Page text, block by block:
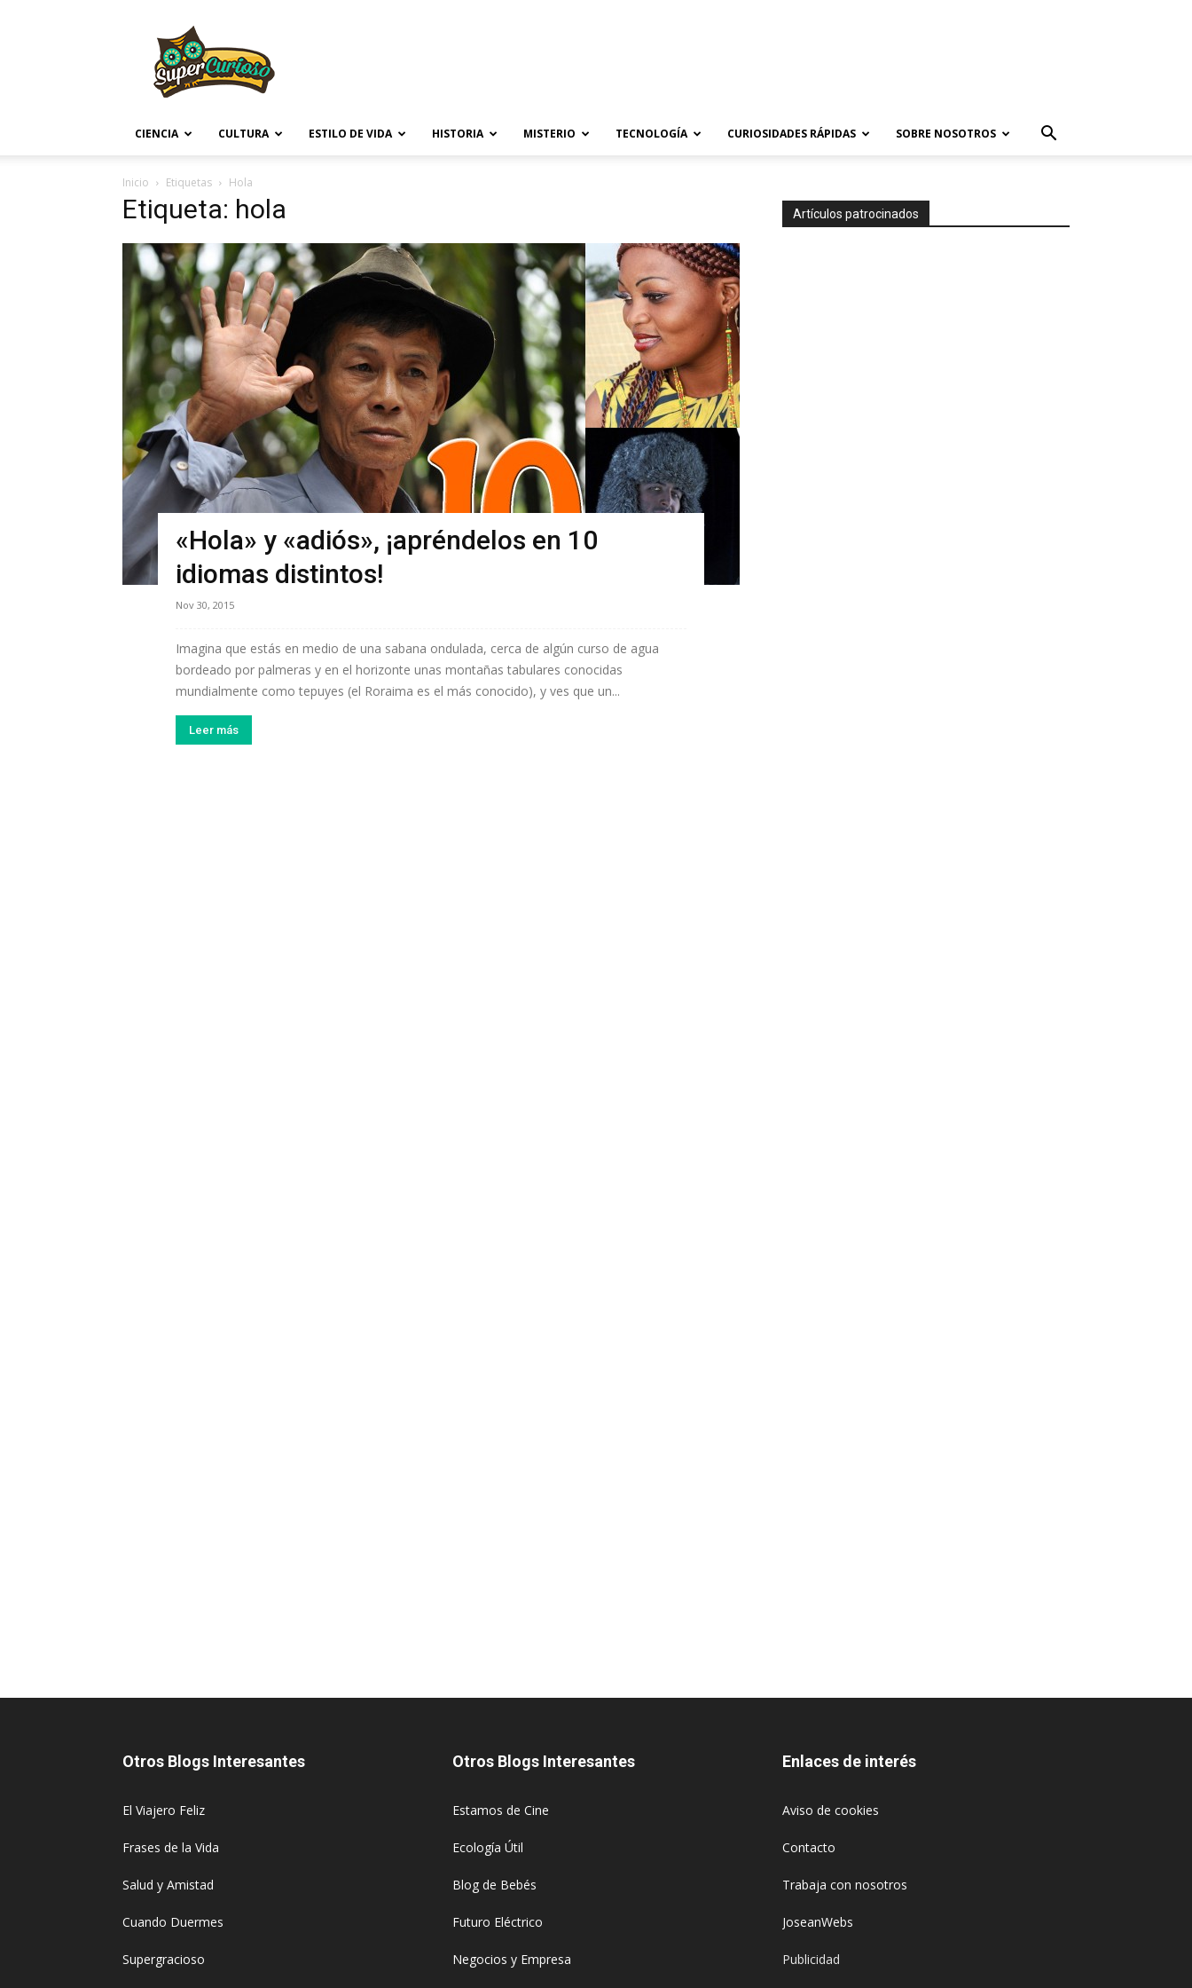
CIENCIA CULTURA ESTILO DE VIDA HISTORIA MISTERIO TECNOLOGÍA CURIOSIDADES RÁPIDAS SOBRE NOSOTROS
Inicio Etiquetas Hola
Etiqueta: hola
«Hola» y «adiós», ¡apréndelos en 10
idiomas distintos!
Nov 30, 2015
Imagina que estás en medio de una sabana ondulada, cerca de algún curso de agua
bordeado por palmeras y en el horizonte unas montañas tabulares conocidas
mundialmente como tepuyes (el Roraima es el más conocido), y ves que un...
Leer más
Artículos patrocinados
Otros Blogs Interesantes
El Viajero Feliz
Frases de la Vida
Salud y Amistad
Cuando Duermes
Supergracioso
Otros Blogs Interesantes
Estamos de Cine
Ecología Útil
Blog de Bebés
Futuro Eléctrico
Negocios y Empresa
Enlaces de interés
Aviso de cookies
Contacto
Trabaja con nosotros
JoseanWebs
Publicidad